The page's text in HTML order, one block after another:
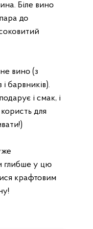
Біле вино
до
вино (з
барвників).
і смак, і
для
глибше у цю
крафтовим
&